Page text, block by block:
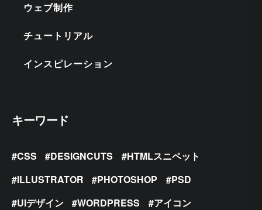
ウェブ制作
チュートリアル
インスピレーション
キーワード
CSS DESIGNCUTS
HTMLスニペット
ILLUSTRATOR
PHOTOSHOP
PSD
UIデザイン
WORDPRESS
アイコン